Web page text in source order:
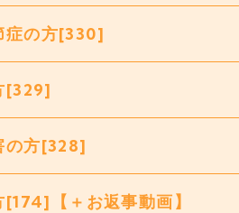
症の方[330]
[329]
の方[328]
【＋お返事動画】